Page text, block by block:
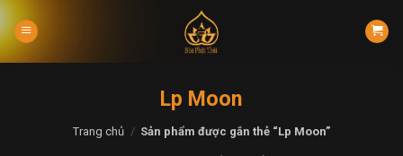
Skip
to
content
Lp Moon
Trang chủ / Sản phẩm được gắn thẻ “Lp Moon”